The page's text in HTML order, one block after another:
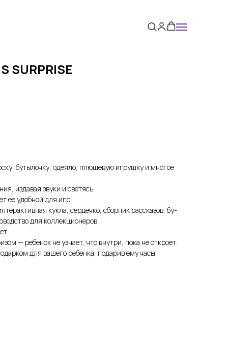
SURPRISE
бутылочку, одеяло, плюшевую игрушку и многое
издавая звуки и светясь.
её удобной для игр.
кукла, сердечко, сборник рассказов, бу-
для коллекционеров.
— ребенок не узнает, что внутри, пока не откроет.
для вашего ребенка, подарив ему часы